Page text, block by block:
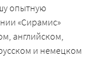
опытную
«Сирамис»
английском,
и немецком